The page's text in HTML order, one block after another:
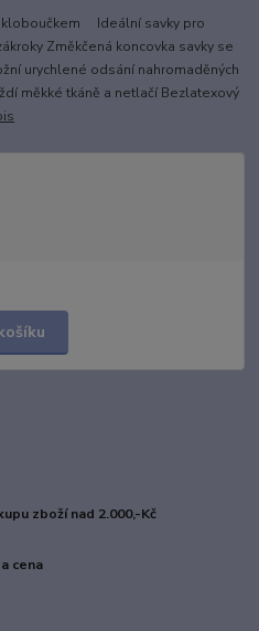
kloboučkem Ideální savky pro
Změkčená koncovka savky se
urychlené odsání nahromaděných
měkké tkáně a netlačí Bezlatexový
zboží nad 2.000,-Kč
cena